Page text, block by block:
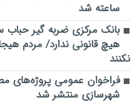
ساعته شد
بانک مرکزی ضربه گیر
هیچ قانونی ندارد/ مردم
نکنند
فراخوان عمومی پروژه‌­های
شهرسازی منتشر شد